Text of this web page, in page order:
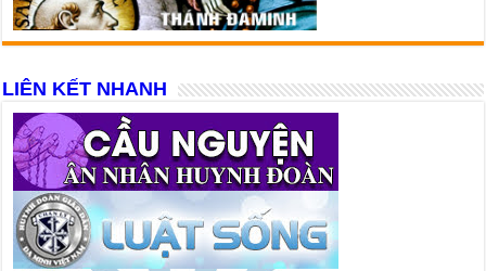
LIÊN KẾT NHANH